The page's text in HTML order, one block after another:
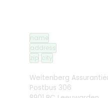
name
address
zip city
Weitenberg
Postbus 306